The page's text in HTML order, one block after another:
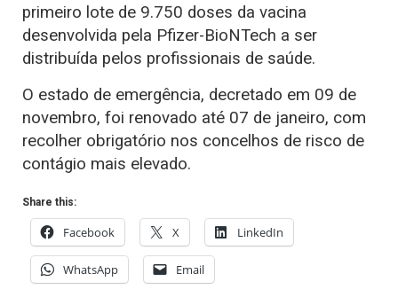
primeiro lote de 9.750 doses da vacina
desenvolvida pela Pfizer-BioNTech a ser
distribuída pelos profissionais de saúde.
O estado de emergência, decretado em 09 de
novembro, foi renovado até 07 de janeiro, com
recolher obrigatório nos concelhos de risco de
contágio mais elevado.
Share this:
Facebook X LinkedIn
WhatsApp Email